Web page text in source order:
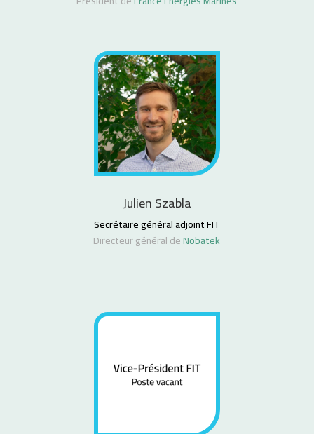
Julien Szabla
Secrétaire général adjoint FIT
Directeur général deNobatek